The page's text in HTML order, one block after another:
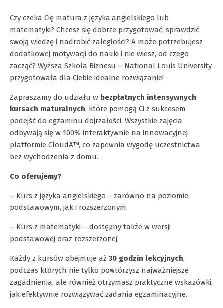
Czy czeka Cię matura z języka angielskiego lub
matematyki? Chcesz się dobrze przygotować, sprawdzić
swoją wiedzę i nadrobić zaległości? A może potrzebujesz
dodatkowej motywacji do nauki i nie wiesz, od czego
zacząć? Wyższa Szkoła Biznesu – National Louis University
przygotowała dla Ciebie idealne rozwiązanie!
Zapraszamy do udziału w bezpłatnych intensywnych
kursach maturalnych, które pomogą Ci z sukcesem
podejść do egzaminu dojrzałości. Wszystkie zajęcia
odbywają się w 100% interaktywnie na innowacyjnej
platformie CloudA™, co zapewnia wygodę uczestnictwa
bez wychodzenia z domu.
Co oferujemy?
– Kurs z języka angielskiego – zarówno na poziomie
podstawowym, jak i rozszerzonym.
– Kurs z matematyki – dostępny także w wersji
podstawowej oraz rozszerzonej.
Każdy z kursów obejmuje aż 30 godzin lekcyjnych,
podczas których nie tylko powtórzysz najważniejsze
zagadnienia, ale również otrzymasz praktyczne wskazówki,
jak efektywnie rozwiązywać zadania egzaminacyjne.